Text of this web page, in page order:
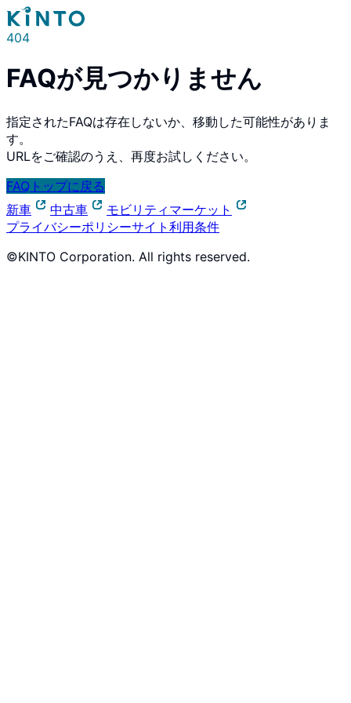
404
FAQが見つかりません
指定されたFAQは存在しないか、移動した可能性がありま
す。
URLをご確認のうえ、再度お試しください。
FAQトップに戻る
新車
中古車
モビリティマーケット
プライバシーポリシーサイト利用条件
©KINTO Corporation. All rights reserved.